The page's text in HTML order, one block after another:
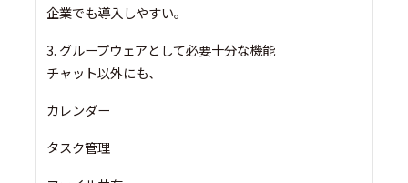
企業でも導入しやすい。
3. グループウェアとして必要十分な機能
チャット以外にも、
カレンダー
タスク管理